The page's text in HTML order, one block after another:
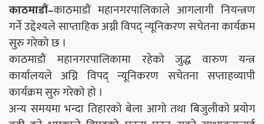
काठमाडौं–काठमाडौं महानगरपालिकाले आगलागी नियन्त्रण
गर्ने उद्देश्यले साप्ताहिक अग्नी विपद् न्यूनिकरण सचेतना कार्यक्रम
सुरु गरेको छ ।
काठमाडौं महानगरपालिकामा रहेको जुद्ध वारुण यन्त्र
कार्यालयले अग्नि विपद् न्यूनिकरण सचेतना सप्ताहव्यापी
कार्यक्रम सुरु गरेको हो ।
अन्य समयमा भन्दा तिहारको बेला आगो तथा बिजुलीको प्रयोग